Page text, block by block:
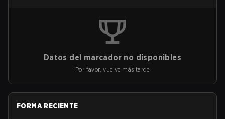
Datos del marcador no disponibles
Por favor, vuelve más tarde
FORMA RECIENTE